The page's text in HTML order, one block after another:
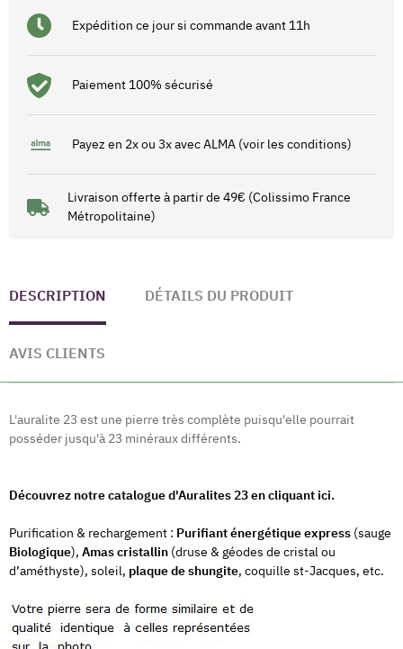
Expédition ce jour si commande avant 11h
Paiement 100% sécurisé
Payez en 2x ou 3x avec ALMA (voir les conditions)
Livraison offerte à partir de 49€ (Colissimo France
Métropolitaine)
DESCRIPTION DÉTAILS DU PRODUIT
AVIS CLIENTS
L'auralite 23 est une pierre très complète puisqu'elle pourrait
posséder jusqu'à 23 minéraux différents.
Découvrez notre catalogue d'Auralites 23 en cliquant ici.
Purification & rechargement : Purifiant énergétique express (sauge
Biologique), Amas cristallin (druse & géodes de cristal ou
d’améthyste), soleil, plaque de shungite, coquille st-Jacques, etc.